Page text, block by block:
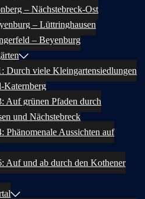
– Nächstebreck-Ost
– Lüttringhausen
– Beyenburg
Durch viele Kleingartensiedlungen
Katernberg
Auf grünen Pfaden durch
und Nächstebreck
Phänomenale Aussichten auf
Auf und ab durch den Kothener